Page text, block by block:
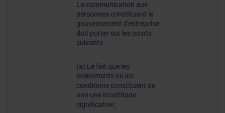
La communication aux
personnes constituant le
gouvernement d'entreprise
doit porter sur les points
suivants :
(a) Le fait que les
événements ou les
conditions constituent ou
non une incertitude
significative ;